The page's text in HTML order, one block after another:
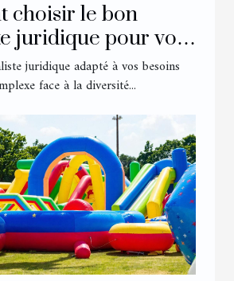
choisir le bon
juridique pour vos
juridique adapté à vos besoins
face à la diversité...